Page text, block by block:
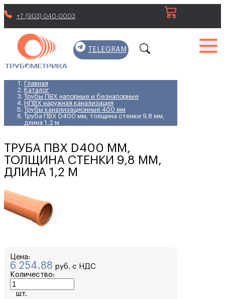
+7 (903) 040-0003
TELEGRAM
Главная
Каталог
Трубы ПВХ напорные и безнапорные
НПВХ наружная канализация
Трубы канализационные 400 мм
Труба ПВХ D400 мм, толщина стенки 9,8 мм,
длина 1,2 м
ТРУБА ПВХ D400 ММ,
ТОЛЩИНА СТЕНКИ 9,8 ММ,
ДЛИНА 1,2 М
Цена:
6 254.88 руб. с НДС
Количество:
шт.